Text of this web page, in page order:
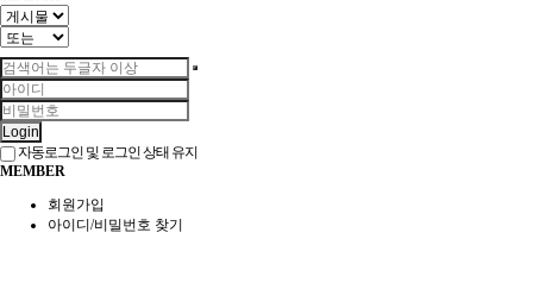
Login
자동로그인 및 로그인 상태 유지
MEMBER
회원가입
아이디/비밀번호 찾기